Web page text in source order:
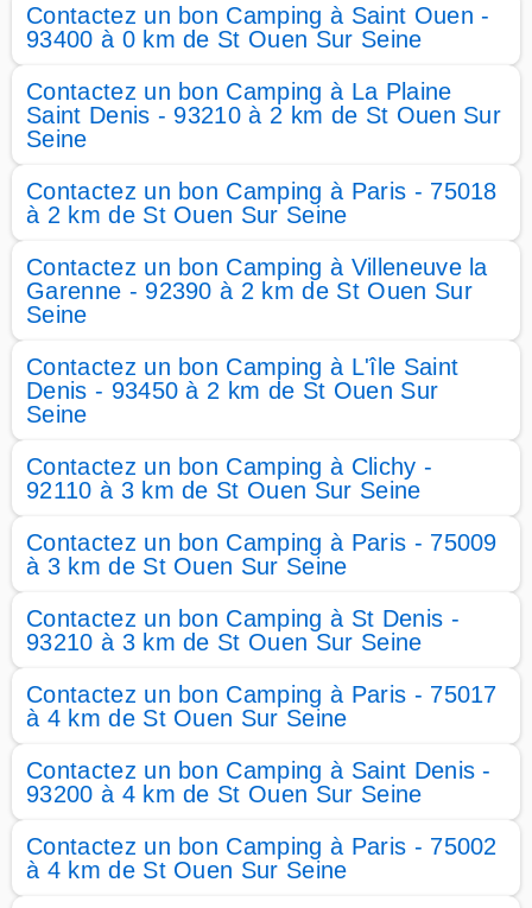
Contactez un bon Camping à Saint Ouen -
93400 à 0 km de St Ouen Sur Seine
Contactez un bon Camping à La Plaine
Saint Denis - 93210 à 2 km de St Ouen Sur
Seine
Contactez un bon Camping à Paris - 75018
à 2 km de St Ouen Sur Seine
Contactez un bon Camping à Villeneuve la
Garenne - 92390 à 2 km de St Ouen Sur
Seine
Contactez un bon Camping à L'île Saint
Denis - 93450 à 2 km de St Ouen Sur
Seine
Contactez un bon Camping à Clichy -
92110 à 3 km de St Ouen Sur Seine
Contactez un bon Camping à Paris - 75009
à 3 km de St Ouen Sur Seine
Contactez un bon Camping à St Denis -
93210 à 3 km de St Ouen Sur Seine
Contactez un bon Camping à Paris - 75017
à 4 km de St Ouen Sur Seine
Contactez un bon Camping à Saint Denis -
93200 à 4 km de St Ouen Sur Seine
Contactez un bon Camping à Paris - 75002
à 4 km de St Ouen Sur Seine